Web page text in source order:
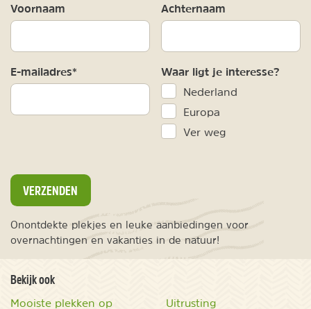
Voornaam Achternaam
E-mailadres* Waar ligt je interesse?
Nederland
Europa
Ver weg
VERZENDEN
Onontdekte plekjes en leuke aanbiedingen voor
overnachtingen en vakanties in de natuur!
Bekijk ook
Mooiste plekken op
Uitrusting